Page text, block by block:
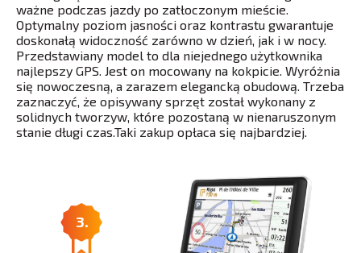
ważne podczas jazdy po zatłoczonym mieście.
Optymalny poziom jasności oraz kontrastu gwarantuje
doskonałą widoczność zarówno w dzień, jak i w nocy.
Przedstawiany model to dla niejednego użytkownika
najlepszy GPS. Jest on mocowany na kokpicie. Wyróżnia
się nowoczesną, a zarazem elegancką obudową. Trzeba
zaznaczyć, że opisywany sprzęt został wykonany z
solidnych tworzyw, które pozostaną w nienaruszonym
stanie długi czas.Taki zakup opłaca się najbardziej.
3.